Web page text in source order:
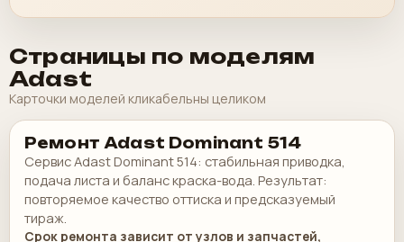
Страницы по моделям
Adast
Карточки моделей кликабельны целиком
Ремонт Adast Dominant 514
Сервис Adast Dominant 514: стабильная приводка,
подача листа и баланс краска-вода. Результат:
повторяемое качество оттиска и предсказуемый
тираж.
Срок ремонта зависит от узлов и запчастей,